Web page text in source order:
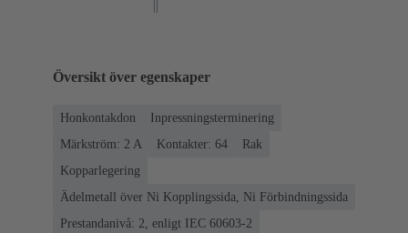
Översikt över egenskaper
Honkontakdon
Inpressningsterminering
Märkström: ‌2 A
Kontakter: 64
Rak
Kopparlegering
Ädelmetall över Ni Kopplingssida, Ni Förbindningssida
Prestandanivå: 2, enligt IEC 60603-2